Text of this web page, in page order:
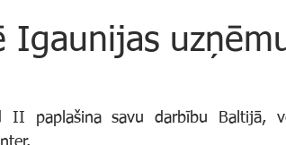
Igaunijas